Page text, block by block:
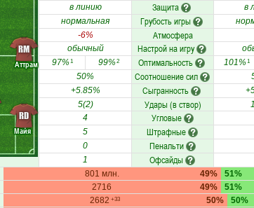
Майя
Аттрам
RD
RM
в линию
Защита
в
нормальная
Грубость игры
-6%
Атмосфера
обычный
Настрой на игру
97%1 99%2 Оптимальность 101%1
50% Соотношение сил
+5.85%
Сыгранность
5(2)
Удары (в створ)
4
Угловые
5
Штрафные
0
Пенальти
1
Офсайды
801 млн. 49%
51%
2716 49%
51%
2682 +33 50%
50%